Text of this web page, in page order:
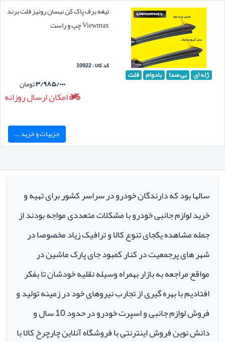
ژله ای بی صدا بادوام فلت
تیغه برف پاک کن نیسان رونیز فلت برند
Viewmax چپ و راست
کد کالا : 10922
۳/۹۸۵/۰۰۰تومان
امکان ارسال روزانه
جزییات و خرید ...
سالها بود که دارندگان خودرو در سراسر کشور برای تهیه و
خرید لوازم جانبی خودرو با مشکلات متعددی مواجه بودند از
جمله مشاهده یکجای تنوع کالا و ترافیک زیاد مخصوصا در
شهر های پرجمعیت در کنار کمبود جای پارک ماشین در
مواقع مراجعه به بازار بهمراه وسیله نقلیه خودشان تا بفکر
افتادیم با بهره گیری از تجارب نیروهای خود در زمینه تولید و
فروش لوازم جانبی و اسپرت خودرو در حدود 10 سال و
دانش نوین فروش اینترنتی با فروشگاه آنلاین چارچرخ کالا با